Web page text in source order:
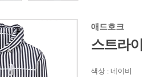
애드호크
스트라
색상 : 네이비